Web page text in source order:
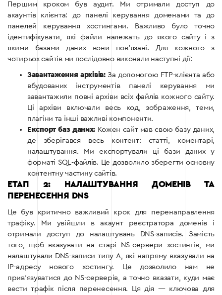
Першим кроком був аудит. Ми отримали доступ до
акаунтів клієнта: до панелі керування доменами та до
панелей керування хостингами. Важливо було точно
ідентифікувати, які файли належать до якого сайту і з
якими базами даних вони пов’язані. Для кожного з
чотирьох сайтів ми послідовно виконали наступні дії:
Завантаження архівів:За допомогою FTP-клієнта або
вбудованих інструментів панелі керування ми
завантажили повні архіви всіх файлів кожного сайту.
Ці архіви включали весь код, зображення, теми,
плагіни та інші важливі компоненти.
Експорт баз даних: Кожен сайт мав свою базу даних,
де зберігався весь контент: статті, коментарі,
налаштування. Ми експортували ці бази даних у
форматі SQL-файлів. Це дозволило зберегти основну
контентну частину сайтів.
ЕТАП 2: НАЛАШТУВАННЯ ДОМЕНІВ ТА
ПЕРЕНЕСЕННЯ DNS
Це був критично важливий крок для перенаправлення
трафіку. Ми увійшли в акаунт реєстратора доменів і
отримали доступ до налаштувань DNS-записів. Замість
того, щоб вказувати на старі NS-сервери хостингів, ми
налаштували DNS-записи типу A, які напряму вказували на
IP-адресу нового хостингу. Це дозволило нам не
прив’язуватися до NS-серверів, а точно вказати, куди має
вести трафік після перенесення. Ця дія — ключова для